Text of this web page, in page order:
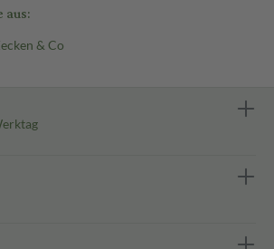
& Co